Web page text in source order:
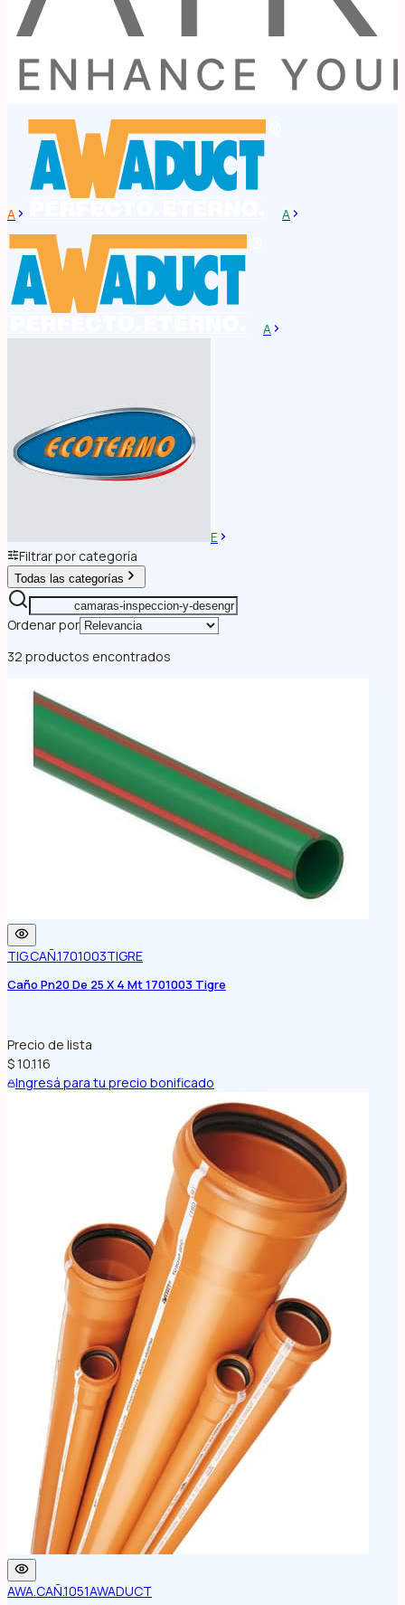
A A
A
E
Filtrar por categoría
Todas las categorías
Ordenar por
32 productos encontrados
TIG.CAÑ.1701003TIGRE
Caño Pn20 De 25 X 4 Mt 1701003 Tigre
Precio de lista
$ 10.116
Ingresá para tu precio bonificado
AWA.CAÑ.1051AWADUCT